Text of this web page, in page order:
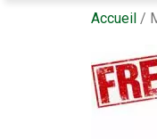
Accueil